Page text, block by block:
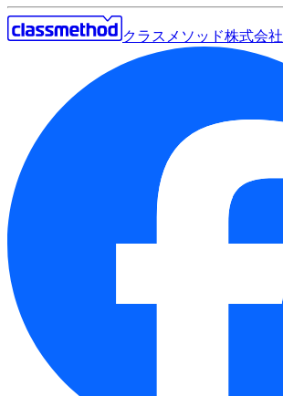
クラスメソッド株式会社